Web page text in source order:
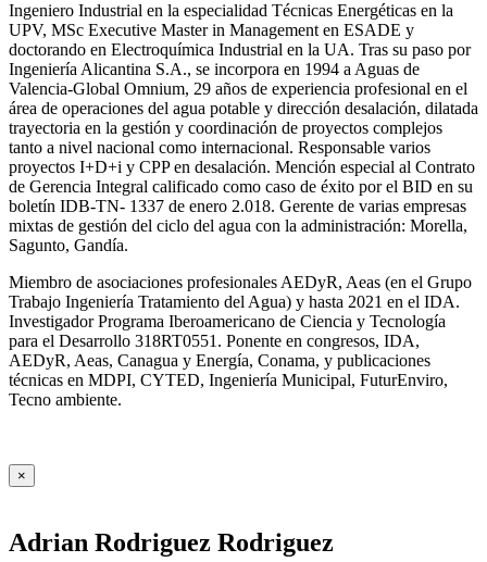
Ingeniero Industrial en la especialidad Técnicas Energéticas en la
UPV, MSc Executive Master in Management en ESADE y
doctorando en Electroquímica Industrial en la UA. Tras su paso por
Ingeniería Alicantina S.A., se incorpora en 1994 a Aguas de
Valencia-Global Omnium, 29 años de experiencia profesional en el
área de operaciones del agua potable y dirección desalación, dilatada
trayectoria en la gestión y coordinación de proyectos complejos
tanto a nivel nacional como internacional. Responsable varios
proyectos I+D+i y CPP en desalación. Mención especial al Contrato
de Gerencia Integral calificado como caso de éxito por el BID en su
boletín IDB-TN- 1337 de enero 2.018. Gerente de varias empresas
mixtas de gestión del ciclo del agua con la administración: Morella,
Sagunto, Gandía.
Miembro de asociaciones profesionales AEDyR, Aeas (en el Grupo
Trabajo Ingeniería Tratamiento del Agua) y hasta 2021 en el IDA.
Investigador Programa Iberoamericano de Ciencia y Tecnología
para el Desarrollo 318RT0551. Ponente en congresos, IDA,
AEDyR, Aeas, Canagua y Energía, Conama, y publicaciones
técnicas en MDPI, CYTED, Ingeniería Municipal, FuturEnviro,
Tecno ambiente.
×
Adrian Rodriguez Rodriguez